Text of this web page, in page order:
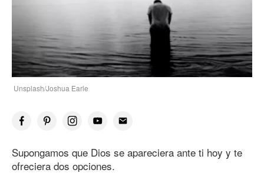
Unsplash/Joshua Earle
Supongamos que Dios se apareciera ante ti hoy y te
ofreciera dos opciones.